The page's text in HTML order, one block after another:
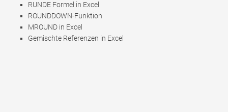
RUNDE Formel in Excel
ROUNDDOWN-Funktion
MROUND in Excel
Gemischte Referenzen in Excel